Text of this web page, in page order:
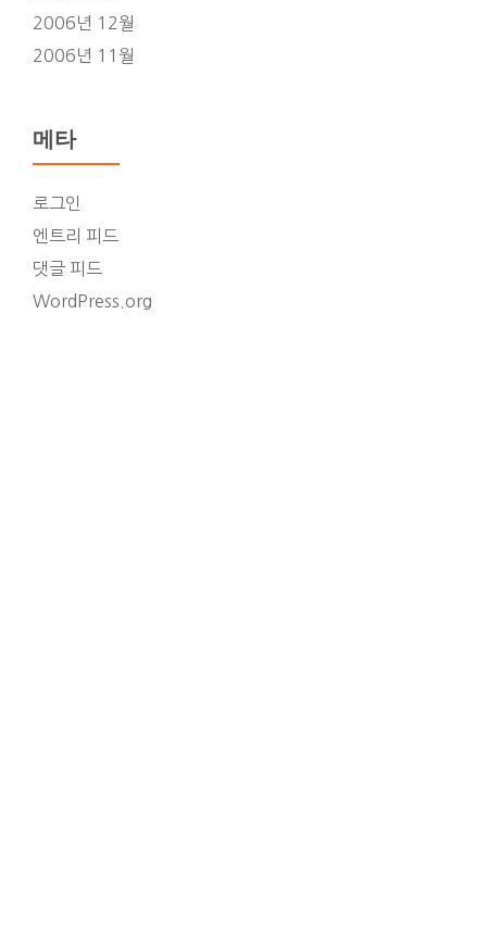
2006년 12월
2006년 11월
메타
로그인
엔트리 피드
댓글 피드
WordPress.org